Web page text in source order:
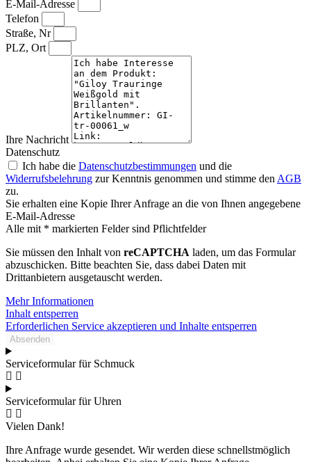
E-Mail-Adresse
Telefon
Straße, Nr
PLZ, Ort
Ihre Nachricht
Datenschutz
Ich habe die Datenschutzbestimmungen und die
Widerrufsbelehrung zur Kenntnis genommen und stimme den AGB
zu.
Sie erhalten eine Kopie Ihrer Anfrage an die von Ihnen angegebene
E-Mail-Adresse
Alle mit * markierten Felder sind Pflichtfelder
Sie müssen den Inhalt von reCAPTCHA laden, um das Formular
abzuschicken. Bitte beachten Sie, dass dabei Daten mit
Drittanbietern ausgetauscht werden.
Mehr Informationen
Inhalt entsperren
Erforderlichen Service akzeptieren und Inhalte entsperren
Absenden
Serviceformular für Schmuck
Serviceformular für Uhren
Vielen Dank!
Ihre Anfrage wurde gesendet. Wir werden diese schnellstmöglich